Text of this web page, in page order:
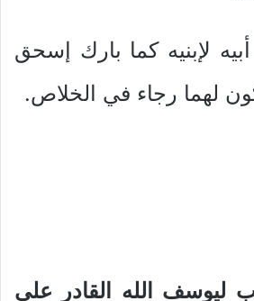
لإبنيه كما بارك إسحق
لهما رجاء في الخلاص.
ليوسف الله القادر على